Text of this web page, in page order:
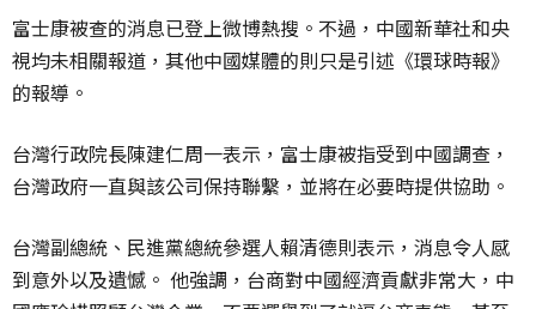
富士康被查的消息已登上微博熱搜。不過，中國新華社和央
視均未相關報道，其他中國媒體的則只是引述《環球時報》
的報導。
台灣行政院長陳建仁周一表示，富士康被指受到中國調查，
台灣政府一直與該公司保持聯繫，並將在必要時提供協助。
台灣副總統、民進黨總統參選人賴清德則表示，消息令人感
到意外以及遺憾。 他強調，台商對中國經濟貢獻非常大，中